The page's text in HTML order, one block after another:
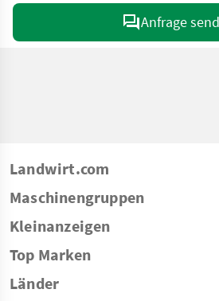
Anfrage
Landwirt.com
Maschinengruppen
Kleinanzeigen
Top Marken
Länder